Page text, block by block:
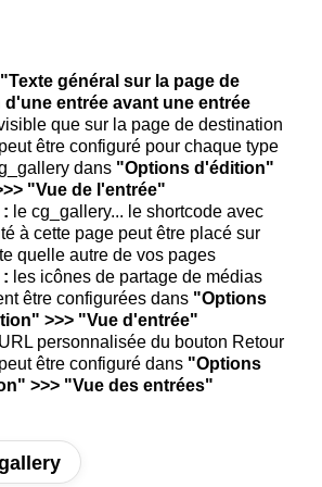
"Texte général sur la page de
entrée avant une entrée
que sur la page de destination
être configuré pour chaque type
dans "Options d'édition"
"Vue de l'entrée"
: le cg_gallery... le shortcode avec
à cette page peut être placé sur
quelle autre de vos pages
: les icônes de partage de médias
être configurées dans "Options
>>> "Vue d'entrée"
personnalisée du bouton Retour
être configuré dans "Options
>>> "Vue des entrées"